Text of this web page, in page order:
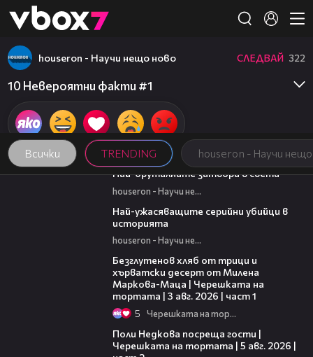
👾
Всички TRENDING houseron - Научи
houseron - Научи нещо ново СЛЕДВАЙ 322
10 Невероятни факти #1
07:37
Най-бруталните затвори в света
houseron - Научи нещо ново
Най-ужасяващите серийни убийци в
историята
houseron - Научи нещо ново
Безглутенов хляб от трици и
хърватски десерт от Милена
Маркова-Маца | Черешката на
тортата | 3 авг. 2026 | част 1
5 Черешката на тортата
Поли Недкова посреща гости |
Черешката на тортата | 5 авг. 2026 |